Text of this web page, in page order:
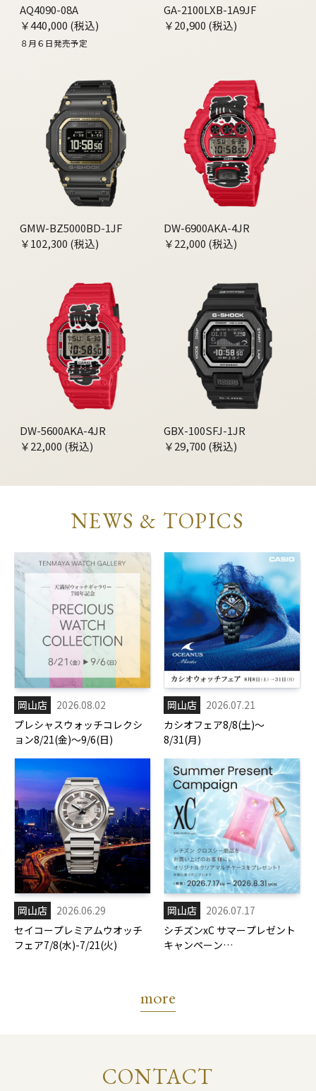
AQ4090-08A
￥440,000 (税込)
８月６日発売予定
GA-2100LXB-1A9JF
￥20,900 (税込)
GMW-BZ5000BD-1JF
￥102,300 (税込)
DW-6900AKA-4JR
￥22,000 (税込)
DW-5600AKA-4JR
￥22,000 (税込)
GBX-100SFJ-1JR
￥29,700 (税込)
NEWS & TOPICS
岡山店
2026.08.02
プレシャスウォッチコレクシ
ョン8/21(金)～9/6(日)
岡山店
2026.07.21
カシオフェア8/8(土)～
8/31(月)
岡山店
2026.06.29
セイコープレミアムウオッチ
フェア7/8(水)-7/21(火)
岡山店
2026.07.17
シチズンxC サマープレゼント
キャンペーン
more
CONTACT